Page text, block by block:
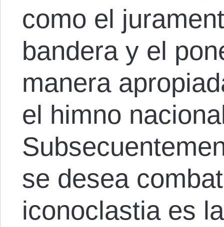
como el
bandera y el
manera
el himno
se desea
iconoclastia es